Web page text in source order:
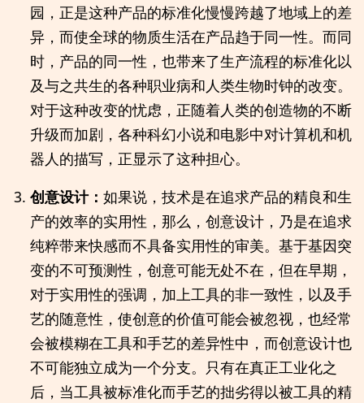
园，正是这种产品的标准化慢慢跨越了地域上的差
异，而使全球的物质生活在产品趋于同一性。而同
时，产品的同一性，也带来了生产流程的标准化以
及与之共生的各种职业病和人类生物时钟的改变。
对于这种改变的忧虑，正随着人类的创造物的不断
升级而加剧，各种科幻小说和电影中对计算机和机
器人的描写，正显示了这种担心。
创意设计： 如果说，技术是在追求产品的精良和生
产的效率的实用性，那么，创意设计，乃是在追求
纯粹带来快感而不具备实用性的审美。基于基因突
变的不可预测性，创意可能无处不在，但在早期，
对于实用性的强调，加上工具的非一致性，以及手
艺的随意性，使创意的价值可能会被忽视，也经常
会被模糊在工具和手艺的差异性中，而创意设计也
不可能独立成为一个分支。只有在真正工业化之
后，当工具被标准化而手艺的拙劣得以被工具的精